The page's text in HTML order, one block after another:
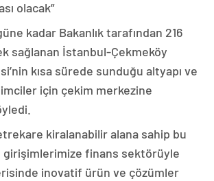
olacak”
kadar Bakanlık tarafından 216
sağlanan İstanbul-Çekmeköy
kısa sürede sunduğu altyapı ve
için çekim merkezine
kiralanabilir alana sahip bu
girişimlerimize finans sektörüyle
inovatif ürün ve çözümler